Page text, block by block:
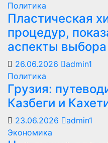
Политика
Пластическая
процедур,
аспекты выбора
26.06.2026
admin1
Политика
Грузия:
Казбеги и
23.06.2026
admin1
Экономика